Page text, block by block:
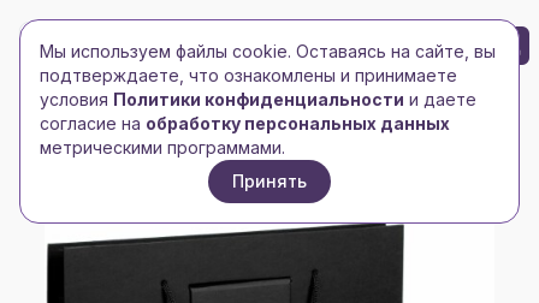
Toggle navigation
Toggle navigation
БРЕНД-ЛОГО 0
Главная/Офисные сувениры/Настольные приборы
Набор Nubuk Maxi, синий
Мы используем файлы cookie. Оставаясь на сайте, вы
подтверждаете, что ознакомлены и принимаете
условия Политики конфиденциальности и даете
согласие на обработку персональных данных
метрическими программами.
Принять